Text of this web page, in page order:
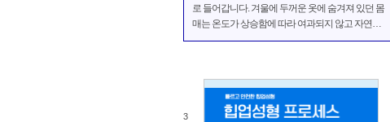
로 들어갑니다. 겨울에 두꺼운 옷에 숨겨져 있던 몸
매는 온도가 상승함에 따라 여과되지 않고 자연스
럽게 얇은 옷으로 노출됩니다. 봄이 오기 전에 여름
은 최근 부피 ...
3